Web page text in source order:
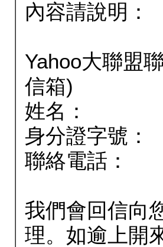
內容請說明：
Yahoo大聯盟
信箱)
姓名：
身分證字號：
聯絡電話：
我們會回信向
理。如逾上開